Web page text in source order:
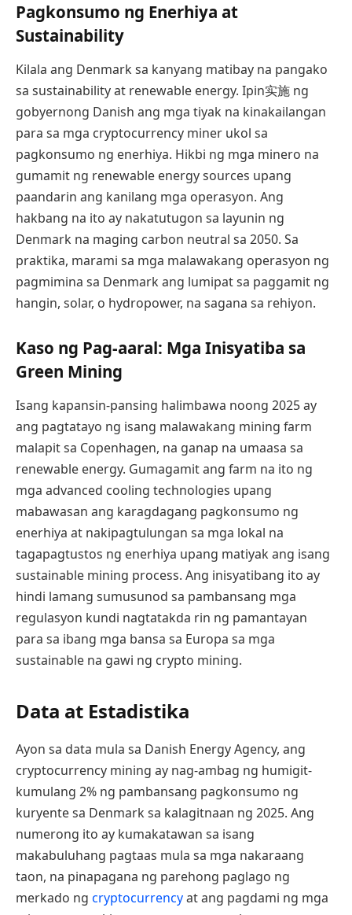
Pagkonsumo ng Enerhiya at
Sustainability
Kilala ang Denmark sa kanyang matibay na pangako
sa sustainability at renewable energy. Ipin实施 ng
gobyernong Danish ang mga tiyak na kinakailangan
para sa mga cryptocurrency miner ukol sa
pagkonsumo ng enerhiya. Hikbi ng mga minero na
gumamit ng renewable energy sources upang
paandarin ang kanilang mga operasyon. Ang
hakbang na ito ay nakatutugon sa layunin ng
Denmark na maging carbon neutral sa 2050. Sa
praktika, marami sa mga malawakang operasyon ng
pagmimina sa Denmark ang lumipat sa paggamit ng
hangin, solar, o hydropower, na sagana sa rehiyon.
Kaso ng Pag-aaral: Mga Inisyatiba sa
Green Mining
Isang kapansin-pansing halimbawa noong 2025 ay
ang pagtatayo ng isang malawakang mining farm
malapit sa Copenhagen, na ganap na umaasa sa
renewable energy. Gumagamit ang farm na ito ng
mga advanced cooling technologies upang
mabawasan ang karagdagang pagkonsumo ng
enerhiya at nakipagtulungan sa mga lokal na
tagapagtustos ng enerhiya upang matiyak ang isang
sustainable mining process. Ang inisyatibang ito ay
hindi lamang sumusunod sa pambansang mga
regulasyon kundi nagtatakda rin ng pamantayan
para sa ibang mga bansa sa Europa sa mga
sustainable na gawi ng crypto mining.
Data at Estadistika
Ayon sa data mula sa Danish Energy Agency, ang
cryptocurrency mining ay nag-ambag ng humigit-
kumulang 2% ng pambansang pagkonsumo ng
kuryente sa Denmark sa kalagitnaan ng 2025. Ang
numerong ito ay kumakatawan sa isang
makabuluhang pagtaas mula sa mga nakaraang
taon, na pinapagana ng parehong paglago ng
merkado ng cryptocurrencyat ang pagdami ng mga